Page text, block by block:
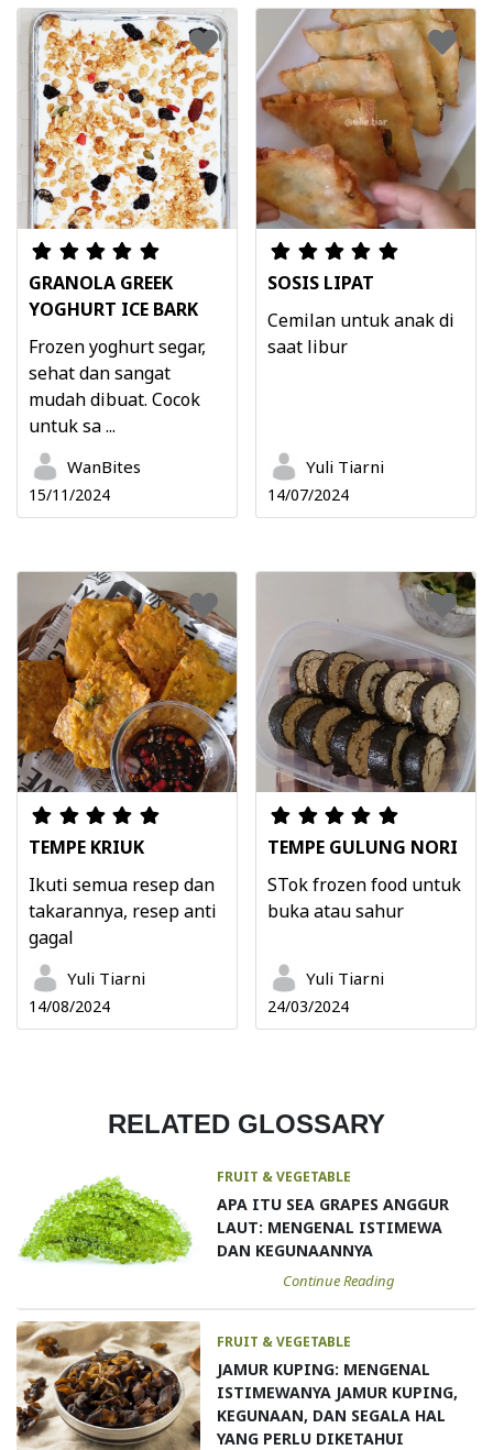
GRANOLA GREEK
YOGHURT ICE BARK
Frozen yoghurt segar,
sehat dan sangat
mudah dibuat. Cocok
untuk sa ...
WanBites
15/11/2024
SOSIS LIPAT
Cemilan untuk anak di
saat libur
Yuli Tiarni
14/07/2024
TEMPE KRIUK
Ikuti semua resep dan
takarannya, resep anti
gagal
Yuli Tiarni
14/08/2024
TEMPE GULUNG NORI
STok frozen food untuk
buka atau sahur
Yuli Tiarni
24/03/2024
RELATED GLOSSARY
FRUIT & VEGETABLE
APA ITU SEA GRAPES ANGGUR
LAUT: MENGENAL ISTIMEWA
DAN KEGUNAANNYA
Continue Reading
FRUIT & VEGETABLE
JAMUR KUPING: MENGENAL
ISTIMEWANYA JAMUR KUPING,
KEGUNAAN, DAN SEGALA HAL
YANG PERLU DIKETAHUI